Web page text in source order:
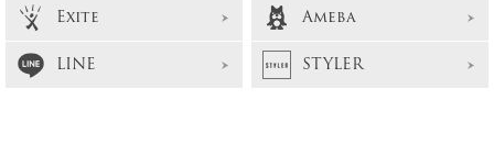
Exite
Ameba
LINE
STYLER